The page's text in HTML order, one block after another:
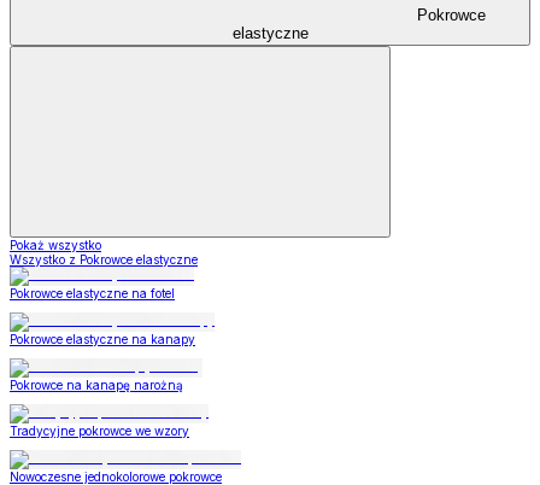
Pokrowce
elastyczne
Pokaż wszystko
Wszystko z Pokrowce elastyczne
Pokrowce elastyczne na fotel
Pokrowce elastyczne na kanapy
Pokrowce na kanapę narożną
Tradycyjne pokrowce we wzory
Nowoczesne jednokolorowe pokrowce